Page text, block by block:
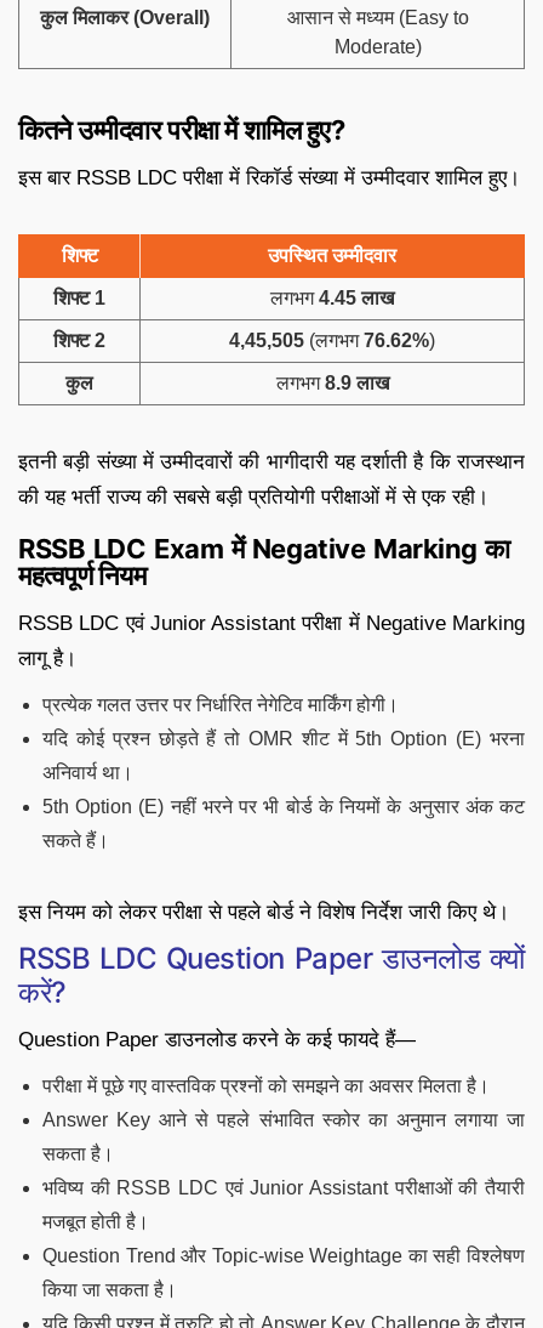
कुल मिलाकर (Overall)
आसान से मध्यम (Easy to
Moderate)
कितने उम्मीदवार परीक्षा में शामिल हुए?
इस बार RSSB LDC परीक्षा में रिकॉर्ड संख्या में उम्मीदवार शामिल हुए।
शिफ्ट उपस्थित उम्मीदवार
शिफ्ट 1 लगभग4.45 लाख
शिफ्ट 2 4,45,505 (लगभग76.62%)
कुल लगभग8.9 लाख
इतनी बड़ी संख्या में उम्मीदवारों की भागीदारी यह दर्शाती है कि राजस्थान
की यह भर्ती राज्य की सबसे बड़ी प्रतियोगी परीक्षाओं में से एक रही।
RSSB LDC Exam में Negative Marking का
महत्वपूर्ण नियम
RSSB LDC एवं Junior Assistant परीक्षा में Negative Marking
लागू है।
प्रत्येक गलत उत्तर पर निर्धारित नेगेटिव मार्किंग होगी।
यदि कोई प्रश्न छोड़ते हैं तो OMR शीट में 5th Option (E) भरना
अनिवार्य था।
5th Option (E) नहीं भरने पर भी बोर्ड के नियमों के अनुसार अंक कट
सकते हैं।
इस नियम को लेकर परीक्षा से पहले बोर्ड ने विशेष निर्देश जारी किए थे।
RSSB LDC Question Paper डाउनलोड क्यों
करें?
Question Paper डाउनलोड करने के कई फायदे हैं—
परीक्षा में पूछे गए वास्तविक प्रश्नों को समझने का अवसर मिलता है।
Answer Key आने से पहले संभावित स्कोर का अनुमान लगाया जा
सकता है।
भविष्य की RSSB LDC एवं Junior Assistant परीक्षाओं की तैयारी
मजबूत होती है।
Question Trend और Topic-wise Weightage का सही विश्लेषण
किया जा सकता है।
यदि किसी प्रश्न में त्रुटि हो तो Answer Key Challenge के दौरान